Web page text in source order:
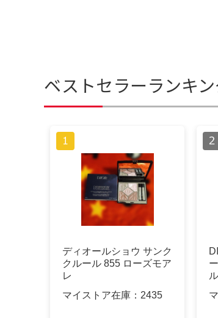
ベストセラーランキ
ディオールショウ サンク
クルール 855 ローズモア
レ
マイストア在庫： 2435